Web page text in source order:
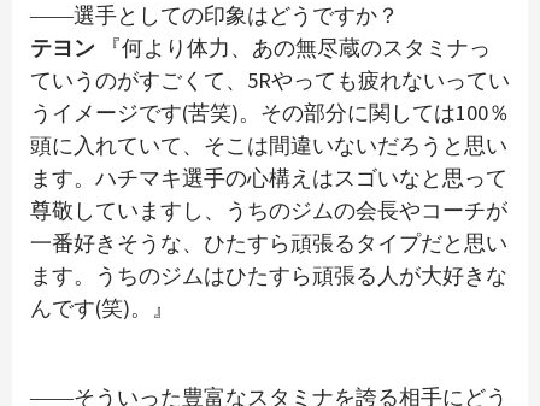
――選手としての印象はどうですか？
テヨン 『何より体力、あの無尽蔵のスタミナっ
ていうのがすごくて、5Rやっても疲れないってい
うイメージです(苦笑)。その部分に関しては100％
頭に入れていて、そこは間違いないだろうと思い
ます。ハチマキ選手の心構えはスゴいなと思って
尊敬していますし、うちのジムの会長やコーチが
一番好きそうな、ひたすら頑張るタイプだと思い
ます。うちのジムはひたすら頑張る人が大好きな
んです(笑)。』
――そういった豊富なスタミナを誇る相手にどう